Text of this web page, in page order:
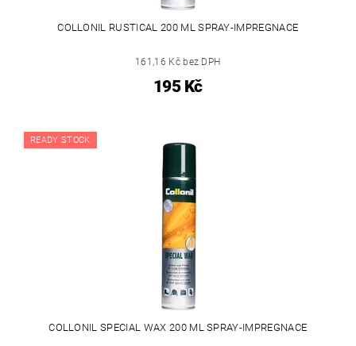
COLLONIL RUSTICAL 200 ML SPRAY-IMPREGNACE
161,16 Kč bez DPH
195 Kč
READY STOCK
COLLONIL SPECIAL WAX 200 ML SPRAY-IMPREGNACE